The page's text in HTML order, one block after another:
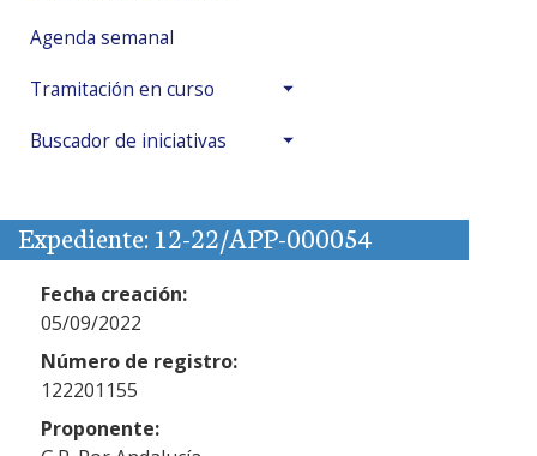
Agenda semanal
Tramitación en curso
Buscador de iniciativas
Expediente: 12-22/APP-000054
Fecha creación:
05/09/2022
Número de registro:
122201155
Proponente: